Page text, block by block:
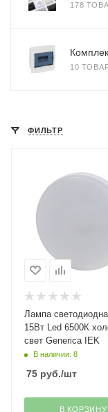
178
10
ФИЛЬТР
Лампа
15Вт Led 6500К
свет Generica IEK
В наличии: 8
75 руб./шт
В КОРЗИНУ